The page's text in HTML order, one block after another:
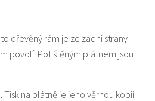
dřevěný rám je ze zadní strany
povolí. Potištěným plátnem jsou
na plátně je jeho věrnou kopií.